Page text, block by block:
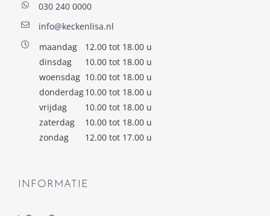
030 240 0000
info@keckenlisa.nl
maandag
12.00 tot 18.00 u
dinsdag
10.00 tot 18.00 u
woensdag 10.00 tot 18.00 u
donderdag10.00 tot 18.00 u
vrijdag
10.00 tot 18.00 u
zaterdag
10.00 tot 18.00 u
zondag
12.00 tot 17.00 u
INFORMATIE